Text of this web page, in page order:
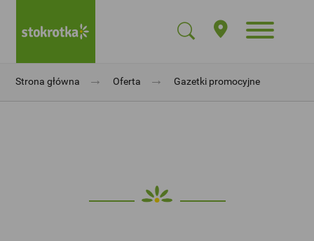
Strona główna → Oferta → Gazetki promocyjne